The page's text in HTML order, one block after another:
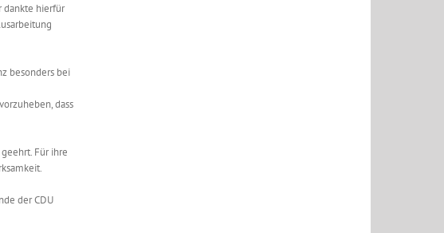
dankte hierfür
besonders bei
dass
Für ihre
der CDU